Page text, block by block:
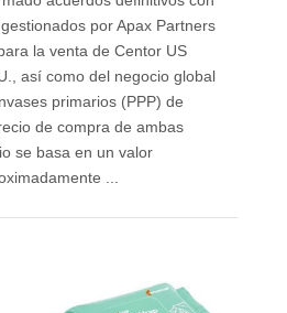
por Apax Partners
la venta de Centor US
así como del negocio global
primarios (PPP) de
de compra de ambas
se basa en un valor
...